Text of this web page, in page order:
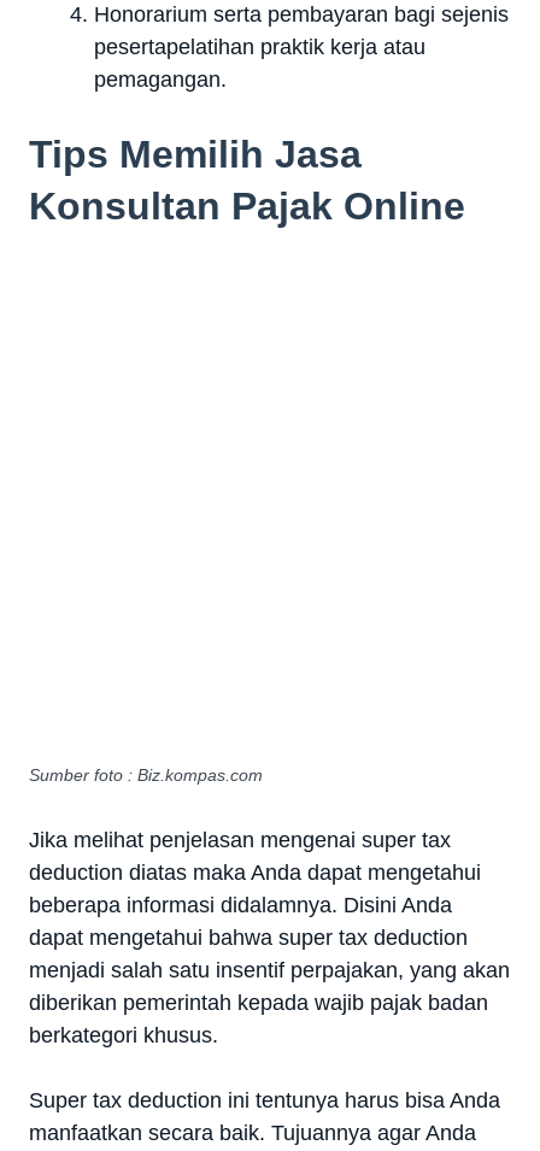
Honorarium serta pembayaran bagi sejenis
pesertapelatihan praktik kerja atau
pemagangan.
Tips Memilih Jasa
Konsultan Pajak Online
Sumber foto : Biz.kompas.com
Jika melihat penjelasan mengenai super tax
deduction diatas maka Anda dapat mengetahui
beberapa informasi didalamnya. Disini Anda
dapat mengetahui bahwa super tax deduction
menjadi salah satu insentif perpajakan, yang akan
diberikan pemerintah kepada wajib pajak badan
berkategori khusus.
Super tax deduction ini tentunya harus bisa Anda
manfaatkan secara baik. Tujuannya agar Anda